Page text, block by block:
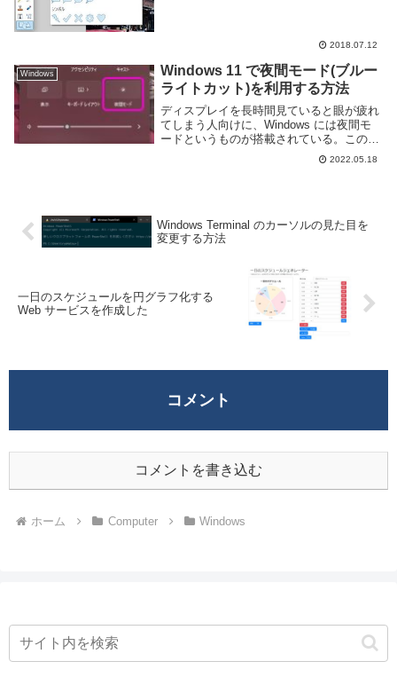
2018.07.12
Windows
Windows 11 で夜間モード(ブルー
ライトカット)を利用する方法
ディスプレイを長時間見ていると眼が疲れ
てしまう人向けに、Windows には夜間モ
ードというものが搭載されている。この機
能を利用するとディスプレイ全体の色がオ
レンジっぽくなり、眼精疲労の原因とされ
2022.05.18
Windows Terminal のカーソルの見た目を
変更する方法
一日のスケジュールを円グラフ化する
Web サービスを作成した
コメント
コメントを書き込む
ホーム Computer Windows